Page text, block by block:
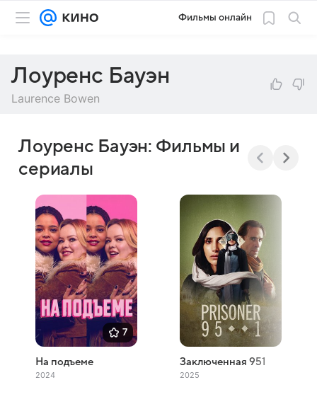
Фильмы онлайн
Лоуренс Бауэн
Laurence Bowen
Лоуренс Бауэн: Фильмы и
сериалы
7
На подъеме
2024
Заключенная 951
2025